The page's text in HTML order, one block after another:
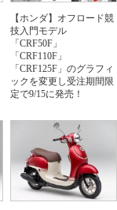
【ホンダ】オフロード競
技入門モデル
「CRF50F」
「CRF110F」
「CRF125F」のグラフィ
ックを変更し受注期間限
定で9/15に発売！